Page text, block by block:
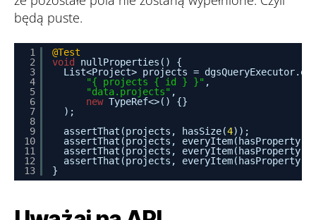
będą puste.
1
2
3
4
5
6
7
8
9
10
11
12
13
@Test
void
nullProperties() {
List<Project> projects =
"{ projects { id } }" ,
"data.projects" ,
new TypeRef<>() {}
);
assertThat(projects, hasSize(4));
assertThat(projects, everyItem(hasProperty(
assertThat(projects, everyItem(hasProperty(
assertThat(projects, everyItem(hasProperty(
}